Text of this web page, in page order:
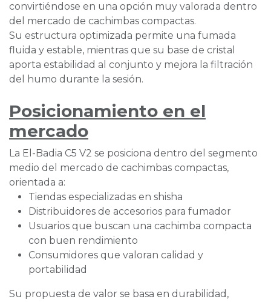
convirtiéndose en una opción muy valorada dentro
del mercado de cachimbas compactas.
Su estructura optimizada permite una fumada
fluida y estable, mientras que su base de cristal
aporta estabilidad al conjunto y mejora la filtración
del humo durante la sesión.
Posicionamiento en el
mercado
La El-Badia C5 V2 se posiciona dentro del segmento
medio del mercado de cachimbas compactas,
orientada a:
Tiendas especializadas en shisha
Distribuidores de accesorios para fumador
Usuarios que buscan una cachimba compacta
con buen rendimiento
Consumidores que valoran calidad y
portabilidad
Su propuesta de valor se basa en durabilidad,